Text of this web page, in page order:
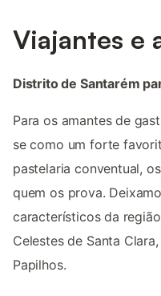
Viajantes e
Distrito de Santarém
Para os amantes de
se como um forte
pastelaria conventual,
quem os prova.
característicos da
Celestes de Santa
Papilhos.